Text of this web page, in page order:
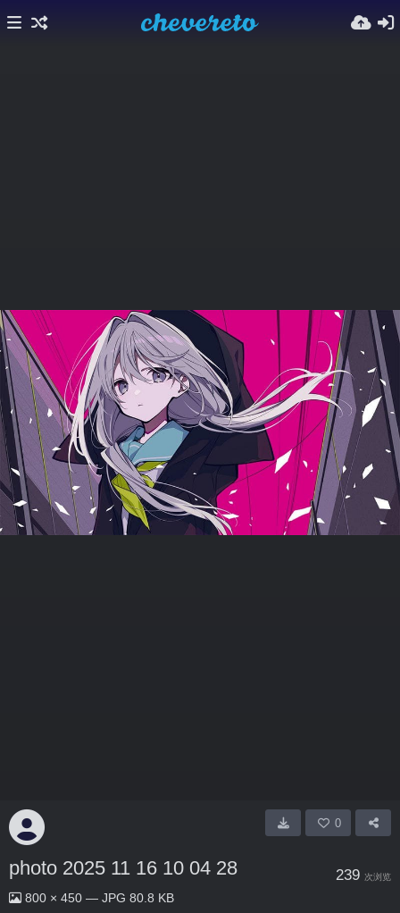
0
photo 2025 11 16 10 04 28 239 次浏览
800 × 450 — JPG 80.8 KB